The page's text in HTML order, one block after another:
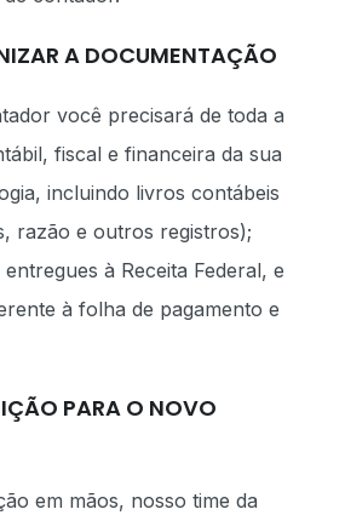
A DOCUMENTAÇÃO
você precisará de toda a
fiscal e financeira da sua
incluindo livros contábeis
razão e outros registros);
à Receita Federal, e
à folha de pagamento e
PARA O NOVO
em mãos, nosso time da